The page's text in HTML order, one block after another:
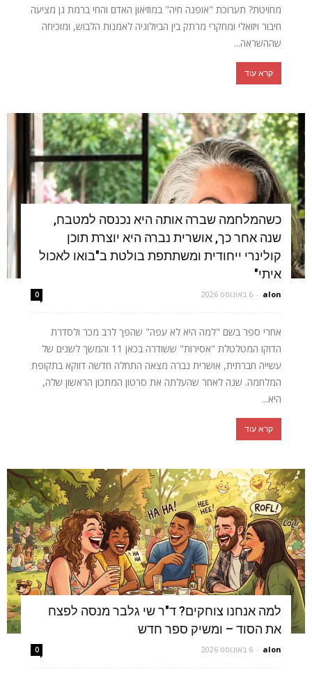
מחויטת? תערוכת "אופנה חיה" במוזיאון האדם והחי ברמת גן מציעה
חיבור ויזואלי ומחקרי מרתק בין הביולוגיה לאמנות הלבוש, ומוכיחה
שההשראה...
קרא עוד
כשהמלחמה שברה אותה היא נכנסה למטבח,
שנה אחר כך, אושרית נברה היא יוצרת תוכן
קולינרי ייחודית ומשתתפת בולטת ב"בואו לאכול
איתי"
alon
- 6 באוגוסט 2026 0
אחרי ספר בשם "למה היא לא עפה" שהפך לרב מכר ולסדרת
הדוקו המטלטלת "אסירות" ששודרה בכאן 11 והמשך לשנים של
עשייה חברתית, אושרית נברה מצאה התחלה חדשה דווקא בתקופת
המלחמה. שנה לאחר שהעלתה את סרטון המתכון הראשון שלה,
היא...
קרא עוד
למה אנחנו צוחקים? ד"ר שי גלבר מנסה לפצח
את הסוד – ומשיק ספר חדש
alon
- 6 באוגוסט 2026 0